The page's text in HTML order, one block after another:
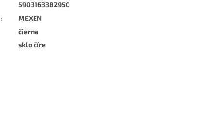
5903163382950
: MEXEN
čierna
sklo číre